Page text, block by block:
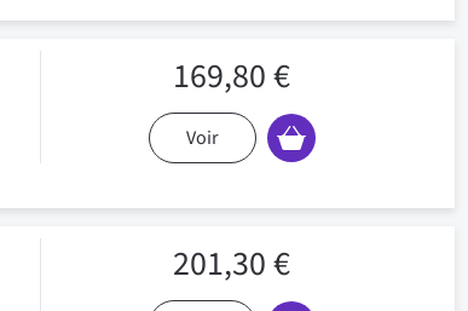
169,80 €
Voir
201,30 €